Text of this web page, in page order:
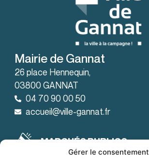
Gérer le consentement
Mairie de Gannat
26 place Hennequin,
03800 GANNAT
04 70 90 00 50
accueil@ville-gannat.fr
MARCHÉS PUBLICS
Horaires d’ouverture